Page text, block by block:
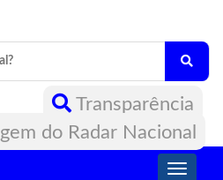
Transparência
Toggle